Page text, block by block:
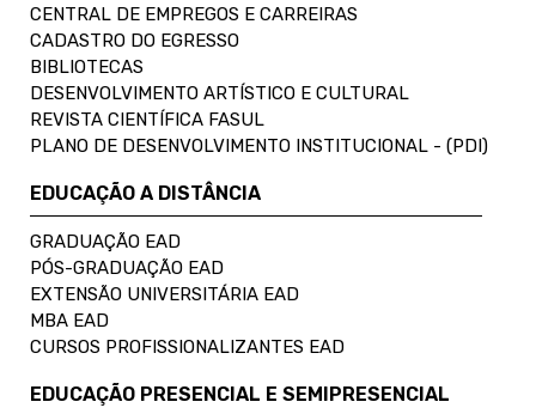
CENTRAL DE EMPREGOS E CARREIRAS
CADASTRO DO EGRESSO
BIBLIOTECAS
DESENVOLVIMENTO ARTÍSTICO E CULTURAL
REVISTA CIENTÍFICA FASUL
PLANO DE DESENVOLVIMENTO INSTITUCIONAL - (PDI)
EDUCAÇÃO A DISTÂNCIA
GRADUAÇÃO EAD
PÓS-GRADUAÇÃO EAD
EXTENSÃO UNIVERSITÁRIA EAD
MBA EAD
CURSOS PROFISSIONALIZANTES EAD
EDUCAÇÃO PRESENCIAL E SEMIPRESENCIAL